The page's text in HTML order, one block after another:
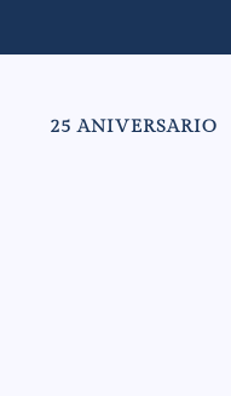
25 ANIVERSARIO